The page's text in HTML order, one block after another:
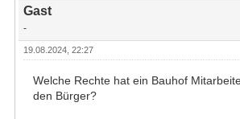
Gast
-
19.08.2024, 22:27
Welche Rechte hat ein Bauhof
den Bürger?